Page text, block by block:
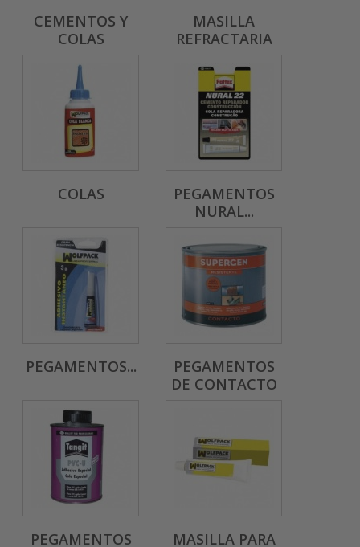
CEMENTOS Y
COLAS
MASILLA
REFRACTARIA
COLAS
PEGAMENTOS
NURAL...
PEGAMENTOS...
PEGAMENTOS
DE CONTACTO
PEGAMENTOS
MASILLA PARA